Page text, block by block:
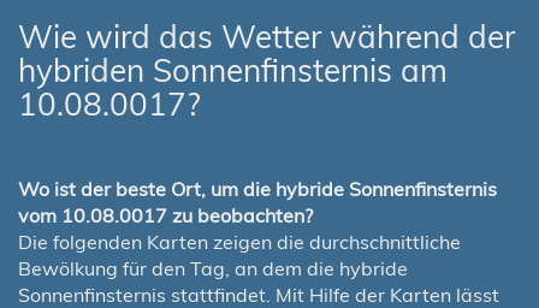
Wie wird das Wetter während der
hybriden Sonnenfinsternis am
10.08.0017?
Wo ist der beste Ort, um die hybride Sonnenfinsternis
vom 10.08.0017 zu beobachten?
Die folgenden Karten zeigen die durchschnittliche
Bewölkung für den Tag, an dem die hybride
Sonnenfinsternis stattfindet. Mit Hilfe der Karten lässt